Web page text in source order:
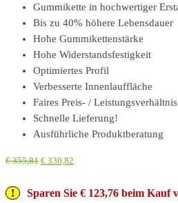
Gummikette in hochwertiger
Bis zu 40% höhere Lebensdauer
Hohe Gummikettenstärke
Hohe Widerstandsfestigkeit
Optimiertes Profil
Verbesserte Innenlauffläche
Faires Preis- / Leistungsverhältnis
Schnelle Lieferung!
Ausführliche Produktberatung
€355,81 € 330,82
Sparen Sie € 123,76 beim Kauf